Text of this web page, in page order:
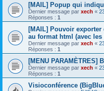
[MAIL] Popup qui
Dernier message par xech «
Réponses : 1
[MAIL] Pouvoir
au format html (avec les
Dernier message par xech «
Réponses : 1
[MENU PARAMÈTRES]
Dernier message par xech «
Réponses : 1
Visioconférence